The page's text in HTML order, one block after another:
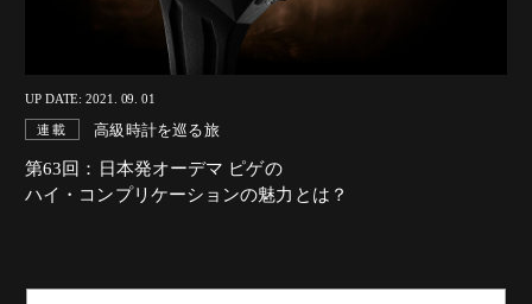
UP DATE: 2021. 09. 01
連載 高級時計を巡る旅
第63回：日本発オーデマ ピゲの
ハイ・コンプリケーションの魅力とは？